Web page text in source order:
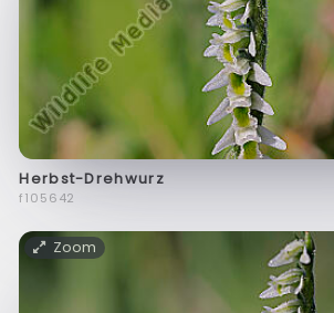
Herbst-Drehwurz
f105642
Zoom